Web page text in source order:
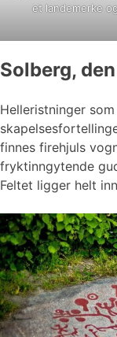
et landemerke
Solberg,
Helleristninger
finnes firehjuls
fryktinngytende
Feltet ligger helt